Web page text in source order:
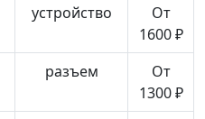
устройство
От
1600 ₽
разъем
От
1300 ₽